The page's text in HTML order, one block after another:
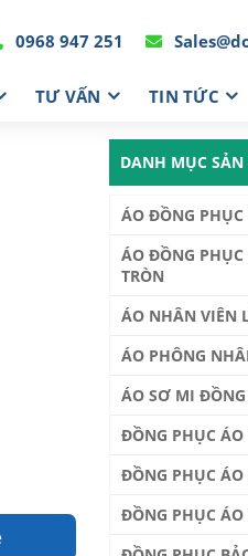
0968 947 251
TƯ VẤN TIN TỨC
DANH MỤC
ÁO ĐỒNG PHỤC
ÁO ĐỒNG PHỤC
TRÒN
ÁO NHÂN VIÊN
ÁO PHÔNG
ÁO SƠ MI
ĐỒNG PHỤC ÁO
ĐỒNG PHỤC ÁO
ĐỒNG PHỤC ÁO